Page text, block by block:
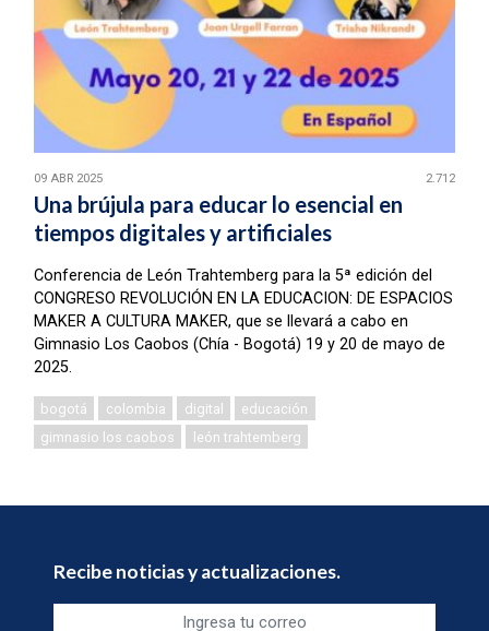
09 ABR 2025 2.712
Una brújula para educar lo esencial en
tiempos digitales y artificiales
Conferencia de León Trahtemberg para la 5ª edición del
CONGRESO REVOLUCIÓN EN LA EDUCACION: DE ESPACIOS
MAKER A CULTURA MAKER, que se llevará a cabo en
Gimnasio Los Caobos (Chía - Bogotá) 19 y 20 de mayo de
2025.
bogotá colombia digital
educación
gimnasio los caobos
león trahtemberg
Recibe noticias y actualizaciones.